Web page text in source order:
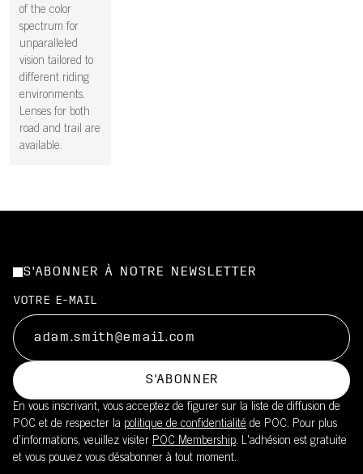
of the color
spectrum for
unparalleled
vision tailored to
different riding
environments.
Lenses for both
road and trail are
available.
S'ABONNER À NOTRE NEWSLETTER
VOTRE E-MAIL
S'ABONNER
En vous inscrivant, vous acceptez de figurer sur la liste de diffusion de
POC et de respecter la politique de confidentialité de POC. Pour plus
d’informations, veuillez visiter POC Membership. L'adhésion est gratuite
et vous pouvez vous désabonner à tout moment.